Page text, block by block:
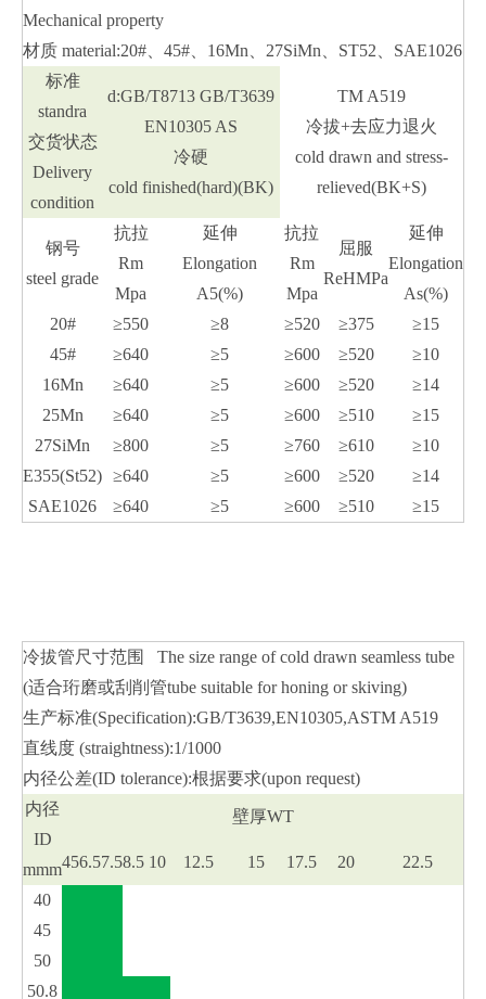
Mechanical property
材质 material:20#、45#、16Mn、27SiMn、ST52、SAE1026
标准
standra
交货状态
Delivery
condition
d:GB/T8713 GB/T3639
EN10305 AS
冷硬
cold finished(hard)(BK)
TM A519
冷拔+去应力退火
cold drawn and stress-
relieved(BK+S)
钢号
steel grade
抗拉
Rm
Mpa
延伸
Elongation
A5(%)
抗拉
Rm
Mpa
屈服
ReHMPa
延伸
Elongation
As(%)
20#
≥550 ≥8 ≥520 ≥375
≥15
45#
≥640 ≥5 ≥600 ≥520
≥10
16Mn
≥640 ≥5 ≥600 ≥520
≥14
25Mn
≥640 ≥5 ≥600 ≥510
≥15
27SiMn
≥800 ≥5 ≥760 ≥610
≥10
E355(St52) ≥640 ≥5 ≥600 ≥520
≥14
SAE1026
≥640 ≥5 ≥600 ≥510 ≥15
冷拔管尺寸范围 The size range of cold drawn seamless tube
(适合珩磨或刮削管tube suitable for honing or skiving)
生产标准(Specification):GB/T3639,EN10305,ASTM A519
直线度 (straightness):1/1000
内径公差(ID tolerance):根据要求(upon request)
内径
ID
mmm
壁厚WT
456.57.58.5 10 12.5 15 17.5 20 22.5
40
45
50
50.8